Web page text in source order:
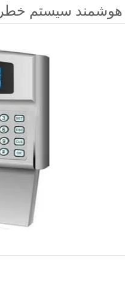
هوشمند سیستم